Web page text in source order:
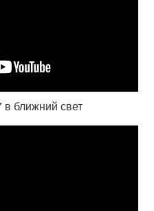
ближний свет